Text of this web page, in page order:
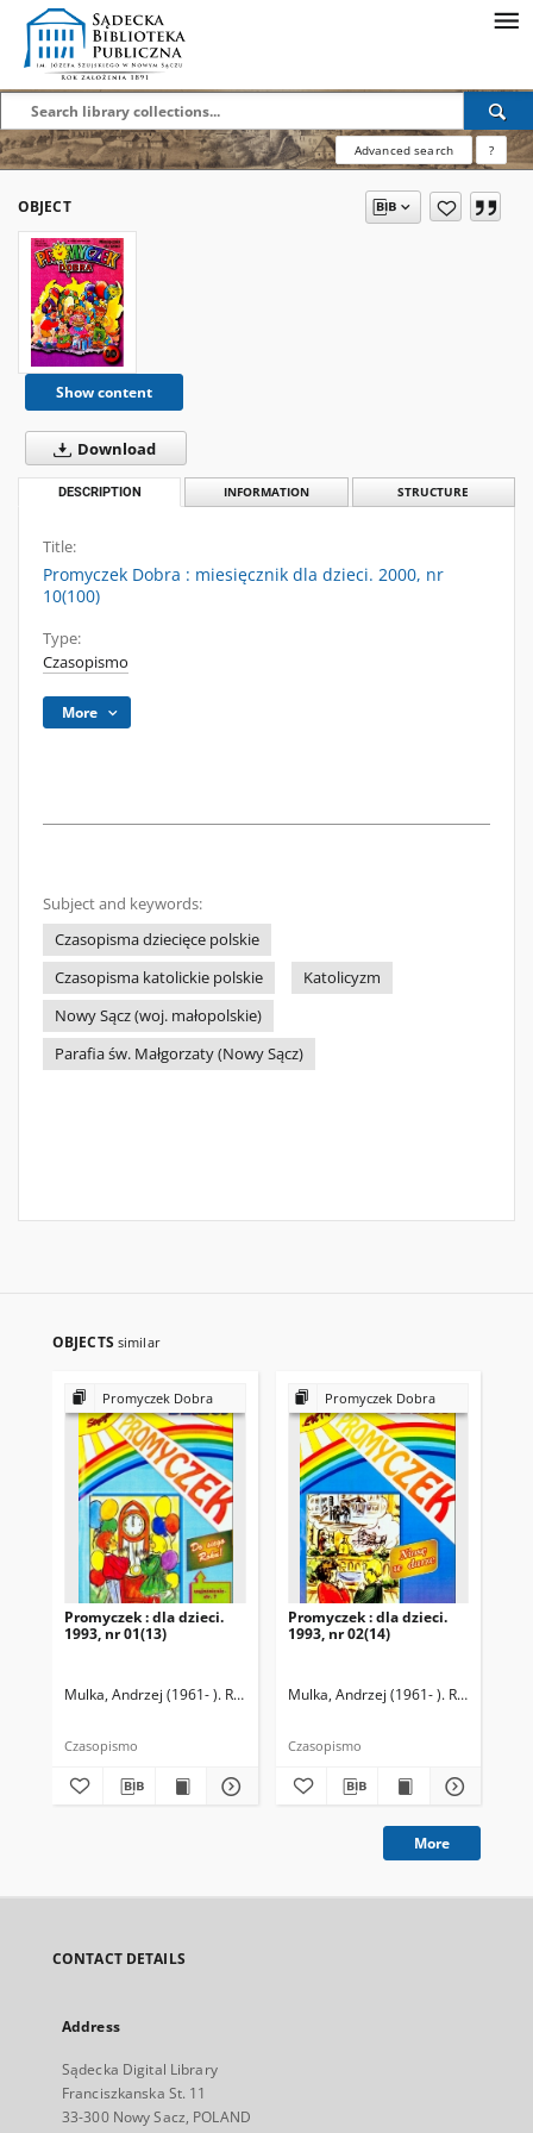
Advanced search ?
OBJECT
Show content
Download
DESCRIPTION INFORMATION STRUCTURE
Title:
Promyczek Dobra : miesięcznik dla dzieci. 2000, nr
10(100)
Type:
Czasopismo
More
Subject and keywords:
Czasopisma dziecięce polskie
Czasopisma katolickie polskie
Katolicyzm
Nowy Sącz (woj. małopolskie)
Parafia św. Małgorzaty (Nowy Sącz)
OBJECTS similar
Promyczek Dobra
Promyczek : dla dzieci.
1993, nr 01(13)
Mulka, Andrzej (1961- ). Redaktor naczelny
Czasopismo
Promyczek Dobra
Promyczek : dla dzieci.
1993, nr 02(14)
Mulka, Andrzej (1961- ). Redaktor
Czasopismo
More
CONTACT DETAILS
Address
Sądecka Digital Library
Franciszkanska St. 11
33-300 Nowy Sacz, POLAND